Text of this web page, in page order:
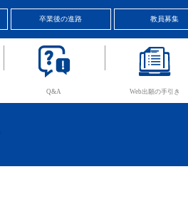
卒業後の進路 教員募集
Q&A Web出願の手引き